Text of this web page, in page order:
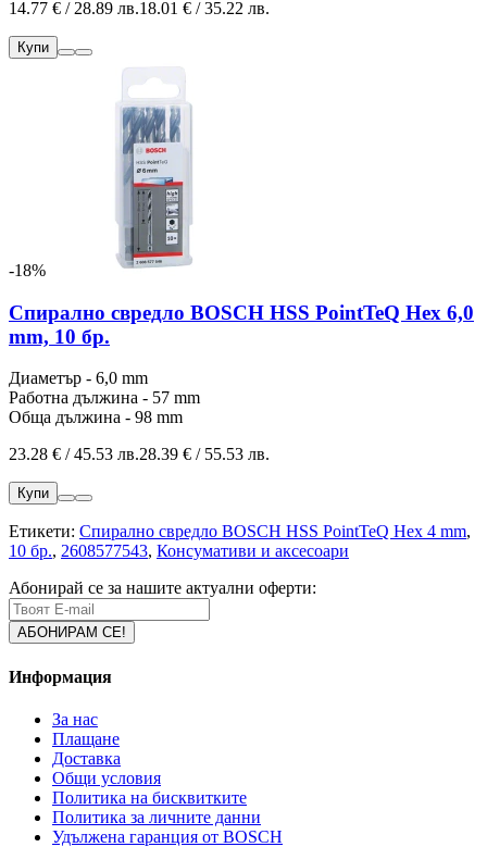
14.77 € / 28.89 лв.18.01 € / 35.22 лв.
Купи
-18%
Спирално свредло BOSCH HSS PointTeQ Hex 6,0
mm, 10 бр.
Диаметър - 6,0 mm
Работна дължина - 57 mm
Обща дължина - 98 mm
23.28 € / 45.53 лв.28.39 € / 55.53 лв.
Купи
Етикети: Спирално свредло BOSCH HSS PointTeQ Hex 4 mm,
10 бр., 2608577543, Консумативи и аксесоари
Абонирай се за нашите актуални оферти:
Информация
За нас
Плащане
Доставка
Общи условия
Политика на бисквитките
Политика за личните данни
Удължена гаранция от BOSCH